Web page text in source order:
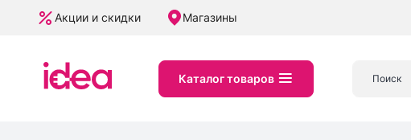
Акции и скидки Магазины
Каталог товаров